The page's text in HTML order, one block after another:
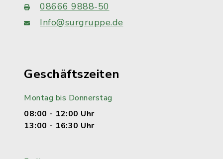
08666 9888-50
Info@surgruppe.de
Geschäftszeiten
Montag bis Donnerstag
08:00 - 12:00 Uhr
13:00 - 16:30 Uhr